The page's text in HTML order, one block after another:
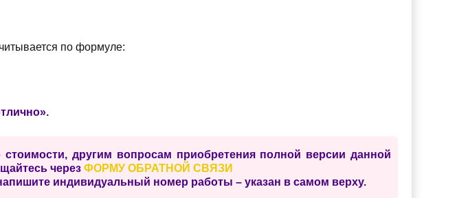
по формуле:
стоимости, другим вопросам приобретения полной версии данной
через ФОРМУ ОБРАТНОЙ СВЯЗИ
индивидуальный номер работы – указан в самом верху.